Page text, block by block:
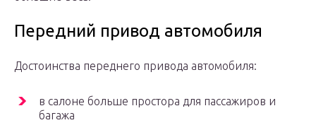
Передний привод автомобиля
Достоинства переднего привода автомобиля:
в салоне больше простора для пассажиров и
багажа